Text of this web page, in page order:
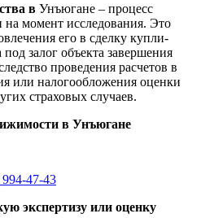
в Унъюгане – процесс
на момент исследования. Это
его в сделку купли-
залог объекта завершения
проведения расчетов в
или налогообложения оценки
страховых случаев.
в Унъюгане
47-43
экспертизу или оценку